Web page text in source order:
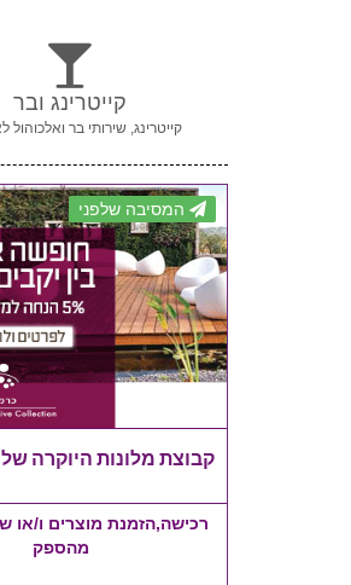
קייטרינג ובר
קייטרינג, שירותי בר ואלכוהול
המסיבה שלפני
קבוצת מלונות היוקרה
רכישה,הזמנת מוצרים ו/או
מהספק